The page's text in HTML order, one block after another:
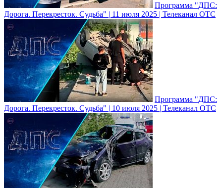
Программа "ДПС:
Дорога. Перекресток. Судьба" | 11 июля 2025 | Телеканал ОТС
Программа "ДПС:
Дорога. Перекресток. Судьба" | 10 июля 2025 | Телеканал ОТС